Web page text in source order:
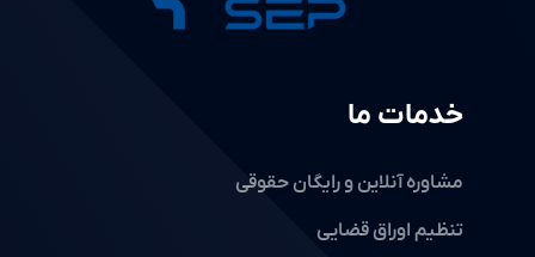
خدمات ما
مشاوره آنلاین و رایگان حقوقی
تنظیم اوراق قضایی